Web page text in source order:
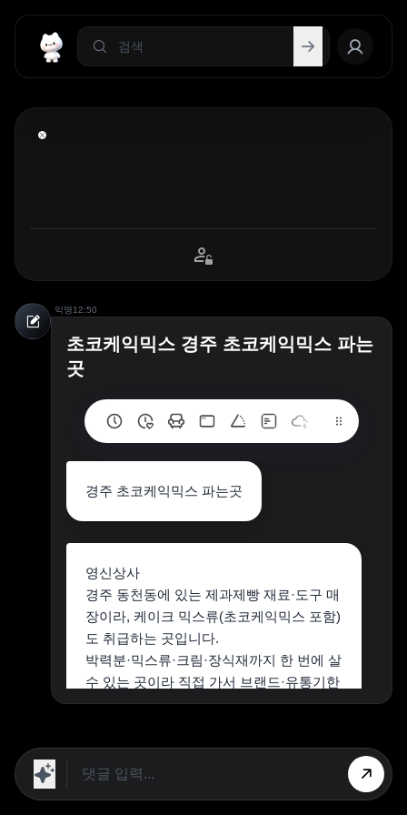
익명12:50
초코케익믹스 경주 초코케익믹스 파는
곳
경주 초코케익믹스 파는곳
영신상사
경주 동천동에 있는 제과제빵 재료·도구 매
장이라, 케이크 믹스류(초코케익믹스 포함)
도 취급하는 곳입니다.​
박력분·믹스류·크림·장식재까지 한 번에 살
수 있는 곳이라 직접 가서 브랜드·유통기한
보고 고르기 좋아요.​